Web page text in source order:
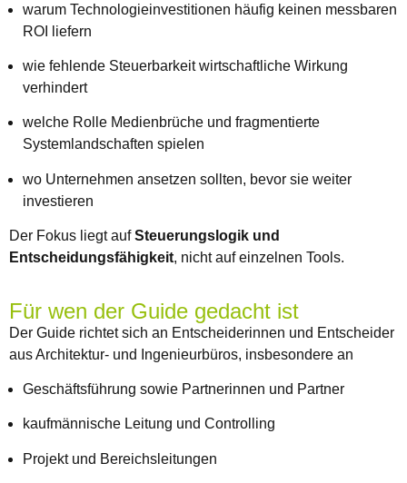
warum Technologieinvestitionen häufig keinen messbaren
ROI liefern
wie fehlende Steuerbarkeit wirtschaftliche Wirkung
verhindert
welche Rolle Medienbrüche und fragmentierte
Systemlandschaften spielen
wo Unternehmen ansetzen sollten, bevor sie weiter
investieren
Der Fokus liegt aufSteuerungslogik und
Entscheidungsfähigkeit, nicht auf einzelnen Tools.
Für wen der Guide gedacht ist
Der Guide richtet sich an Entscheiderinnen und Entscheider
aus Architektur- und Ingenieurbüros, insbesondere an
Geschäftsführung sowie Partnerinnen und Partner
kaufmännische Leitung und Controlling
Projekt und Bereichsleitungen